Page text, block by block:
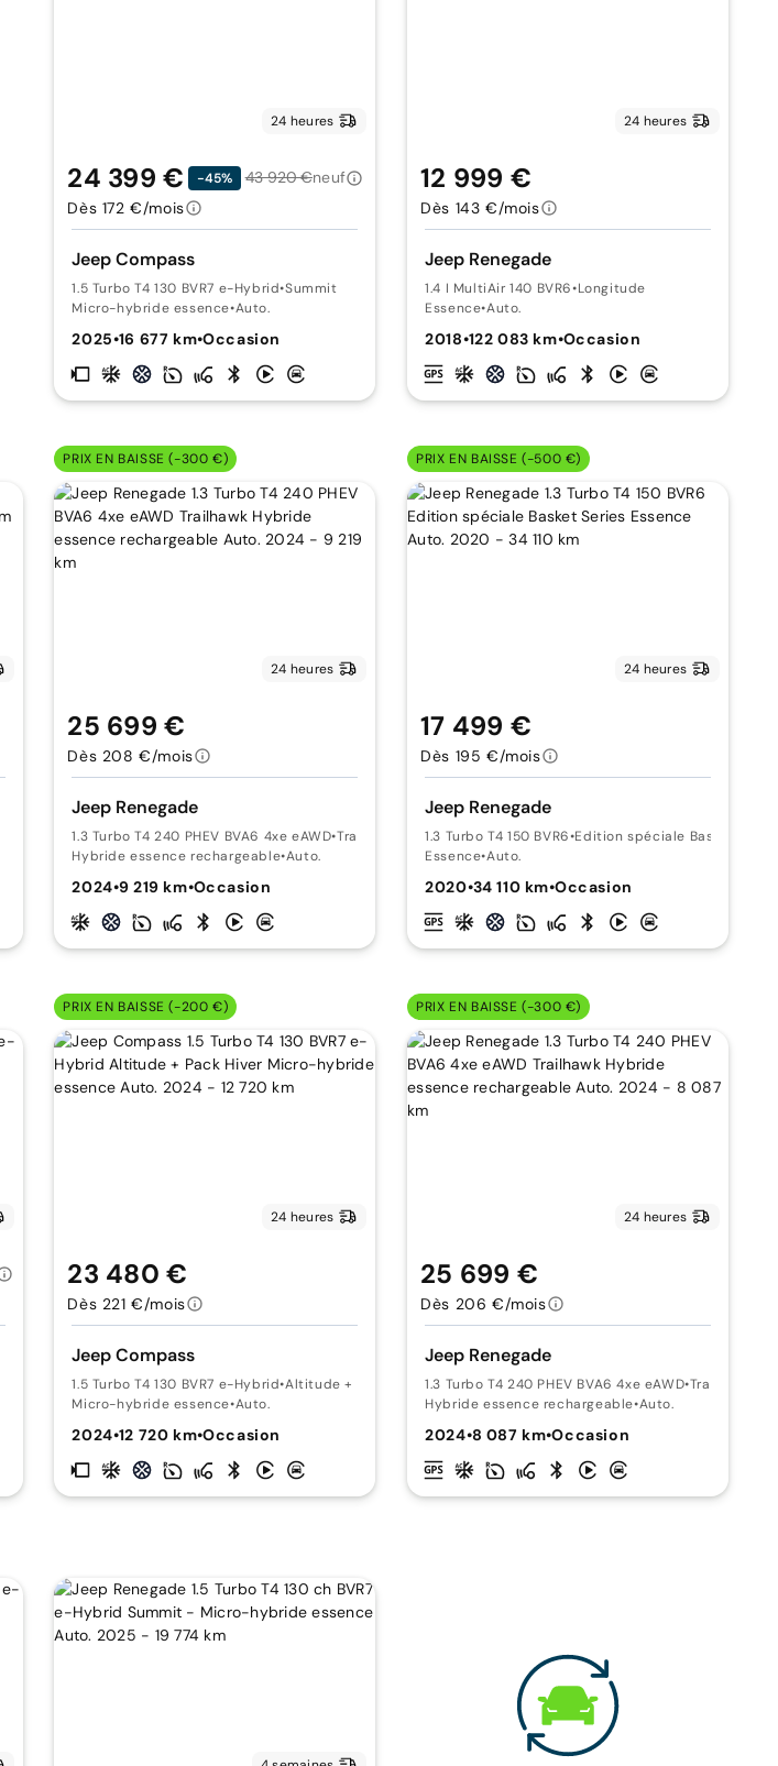
24 heures
Jeep Compass
1.5 Turbo T4 130 BVR7 e-Hybrid•Summit
Micro-hybride essence•Auto.
2025•16 677 km•Occasion
24 399 € -45% 43 920 €neuf
Dès 172 €/mois
24 heures
Jeep Renegade
1.4 I MultiAir 140 BVR6•Longitude
Essence•Auto.
2018•122 083 km•Occasion
12 999 €
Dès 143 €/mois
PRIX EN BAISSE (-300 €)
24 heures
Jeep Renegade
1.3 Turbo T4 240 PHEV BVA6 4xe eAWD•Trailhawk
Hybride essence rechargeable•Auto.
2024•9 219 km•Occasion
25 699 €
Dès 208 €/mois
PRIX EN BAISSE (-500 €)
24 heures
Jeep Renegade
1.3 Turbo T4 150 BVR6•Edition spéciale Basket
Essence•Auto.
2020•34 110 km•Occasion
17 499 €
Dès 195 €/mois
PRIX EN BAISSE (-200 €)
24 heures
Jeep Compass
1.5 Turbo T4 130 BVR7 e-Hybrid•Altitude + Pack Hiver
Micro-hybride essence•Auto.
2024•12 720 km•Occasion
23 480 €
Dès 221 €/mois
PRIX EN BAISSE (-300 €)
24 heures
Jeep Renegade
1.3 Turbo T4 240 PHEV BVA6 4xe eAWD•Trailhawk
Hybride essence rechargeable•Auto.
2024•8 087 km•Occasion
25 699 €
Dès 206 €/mois